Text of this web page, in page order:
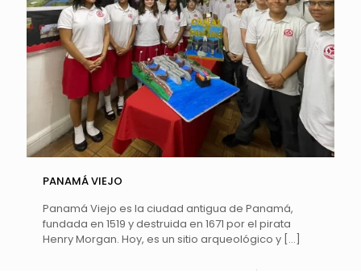
PANAMÁ VIEJO
Panamá Viejo es la ciudad antigua de Panamá,
fundada en 1519 y destruida en 1671 por el pirata
Henry Morgan. Hoy, es un sitio arqueológico y […]